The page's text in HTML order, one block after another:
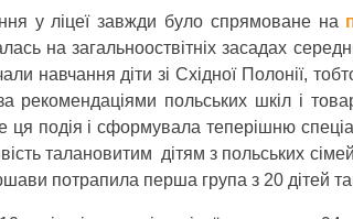
у ліцеї завжди було спрямоване на
на загальнооствітніх засадах
навчання діти зі Східної Полонії,
рекомендаціями польських шкіл і
ця подія і сформувала теперішню
талановитим дітям з польських
потрапила перша група з 20 дітей